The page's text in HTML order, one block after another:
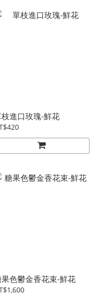
進口玫瑰-鮮花
色鬱金香花束-鮮花